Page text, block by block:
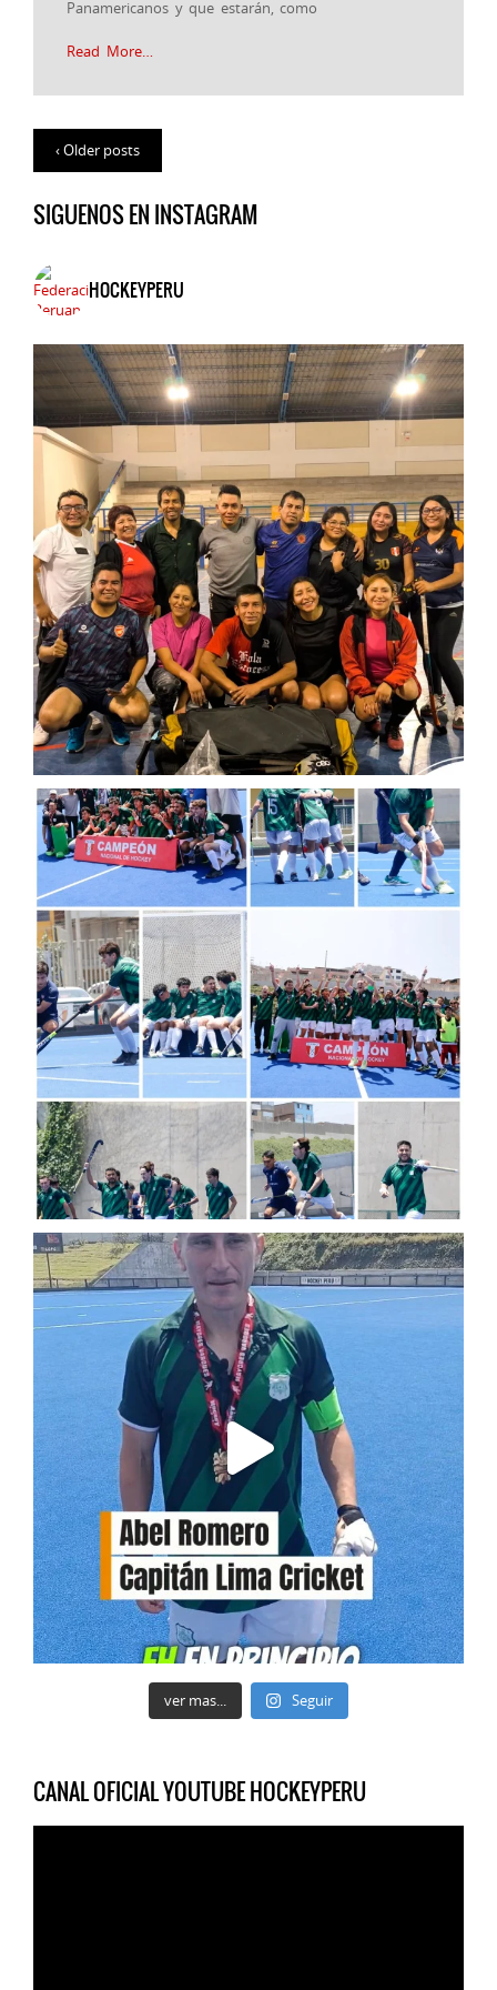
Panamericanos y que estarán, como
Read More…
‹ Older posts
SIGUENOS EN INSTAGRAM
HOCKEYPERU
ver mas... Seguir
CANAL OFICIAL YOUTUBE HOCKEYPERU